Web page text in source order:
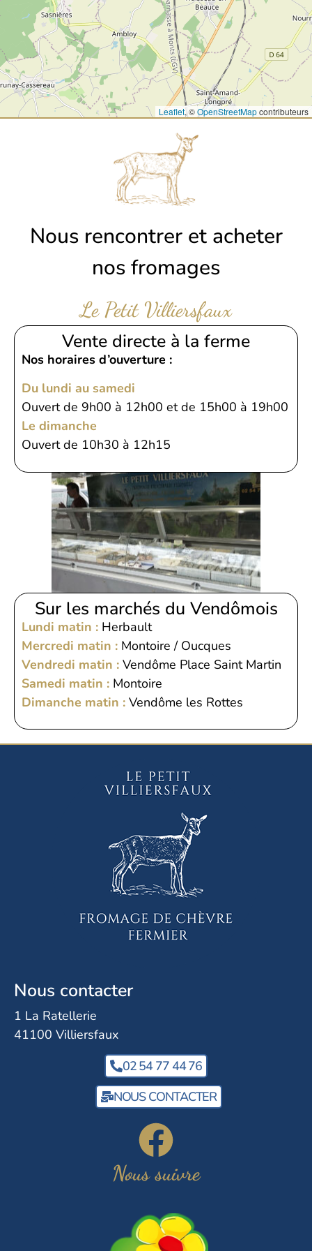
Leaflet, ©OpenStreetMapcontributeurs
Nous rencontrer et acheter
nos fromages
Le Petit Villiersfaux
Vente directe à la ferme
Nos horaires d’ouverture :
Du lundi au samedi
Ouvert de 9h00 à 12h00 et de 15h00 à 19h00
Le dimanche
Ouvert de 10h30 à 12h15
Sur les marchés du Vendômois
Lundi matin : Herbault
Mercredi matin : Montoire / Oucques
Vendredi matin : Vendôme Place Saint Martin
Samedi matin : Montoire
Dimanche matin : Vendôme les Rottes
Nous contacter
1 La Ratellerie
41100 Villiersfaux
02 54 77 44 76
NOUS CONTACTER
Nous suivre